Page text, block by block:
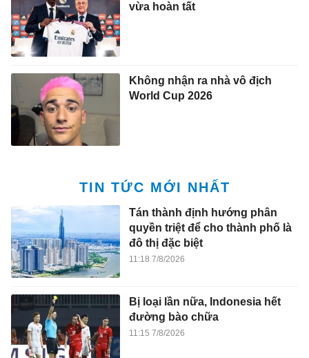
vừa hoàn tất
Không nhận ra nhà vô địch
World Cup 2026
TIN TỨC MỚI NHẤT
Tán thành định hướng phân
quyền triệt để cho thành phố là
đô thị đặc biệt
11:18 7/8/2026
Bị loại lần nữa, Indonesia hết
đường bào chữa
11:15 7/8/2026